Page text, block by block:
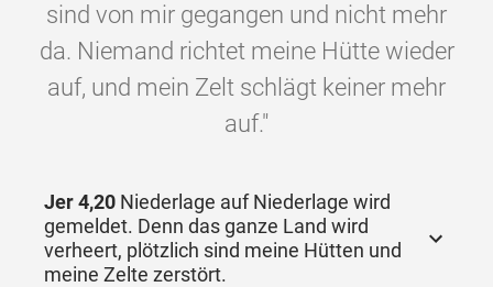
sind von mir gegangen und nicht mehr
da. Niemand richtet meine Hütte wieder
auf, und mein Zelt schlägt keiner mehr
auf."
Jer 4,20 Niederlage auf Niederlage wird
gemeldet. Denn das ganze Land wird
verheert, plötzlich sind meine Hütten und
meine Zelte zerstört.